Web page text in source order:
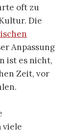
oft zu
Die
Anpassung
ist es nicht,
Zeit, vor
viele